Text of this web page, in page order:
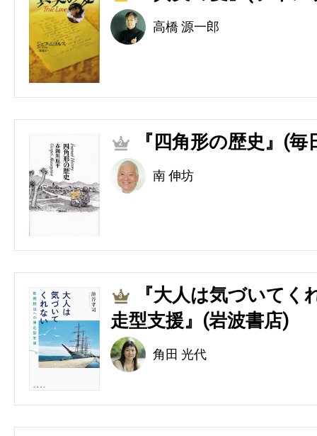
高橋 源一郎
2 『四角形の歴史』(毎
南 伸坊
3
『大人は気づいてく
走型支援』(岩波書店)
角田 光代